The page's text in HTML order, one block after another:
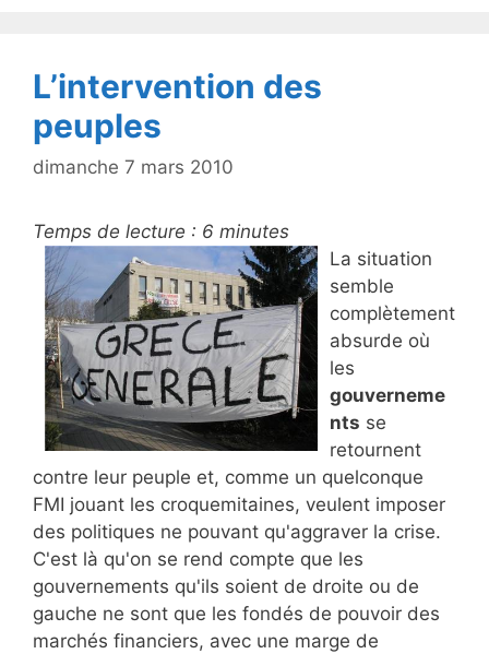
L’intervention des
peuples
dimanche 7 mars 2010
Temps de lecture : 6 minutes
La situation
semble
complètement
absurde où
les
gouverneme
nts se
retournent
contre leur peuple et, comme un quelconque
FMI jouant les croquemitaines, veulent imposer
des politiques ne pouvant qu'aggraver la crise.
C'est là qu'on se rend compte que les
gouvernements qu'ils soient de droite ou de
gauche ne sont que les fondés de pouvoir des
marchés financiers, avec une marge de